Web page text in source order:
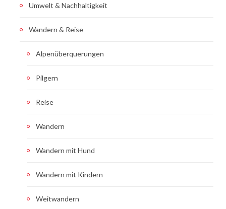
Umwelt & Nachhaltigkeit
Wandern & Reise
Alpenüberquerungen
Pilgern
Reise
Wandern
Wandern mit Hund
Wandern mit Kindern
Weitwandern